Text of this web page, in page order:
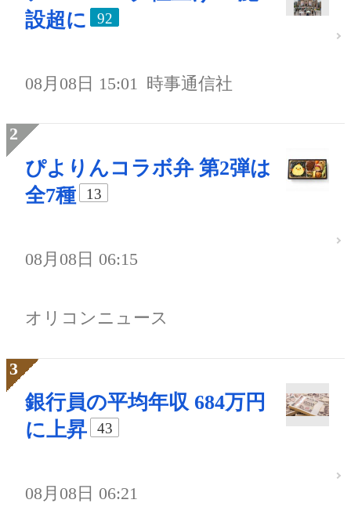
設超に
92
08月08日 15:01 時事通信社
ぴよりんコラボ弁 第2弾は
全7種
13
08月08日 06:15
オリコンニュース
銀行員の平均年収 684万円
に上昇
43
08月08日 06:21